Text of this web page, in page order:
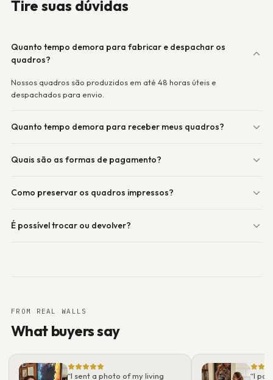
Tire suas dúvidas
Quanto tempo demora para fabricar e despachar os
quadros?
Nossos quadros são produzidos em até 48 horas úteis e
despachados para envio.
Quanto tempo demora para receber meus quadros?
Quais são as formas de pagamento?
Como preservar os quadros impressos?
É possível trocar ou devolver?
FROM REAL WALLS
What buyers say
“I sent a photo of my living
“I